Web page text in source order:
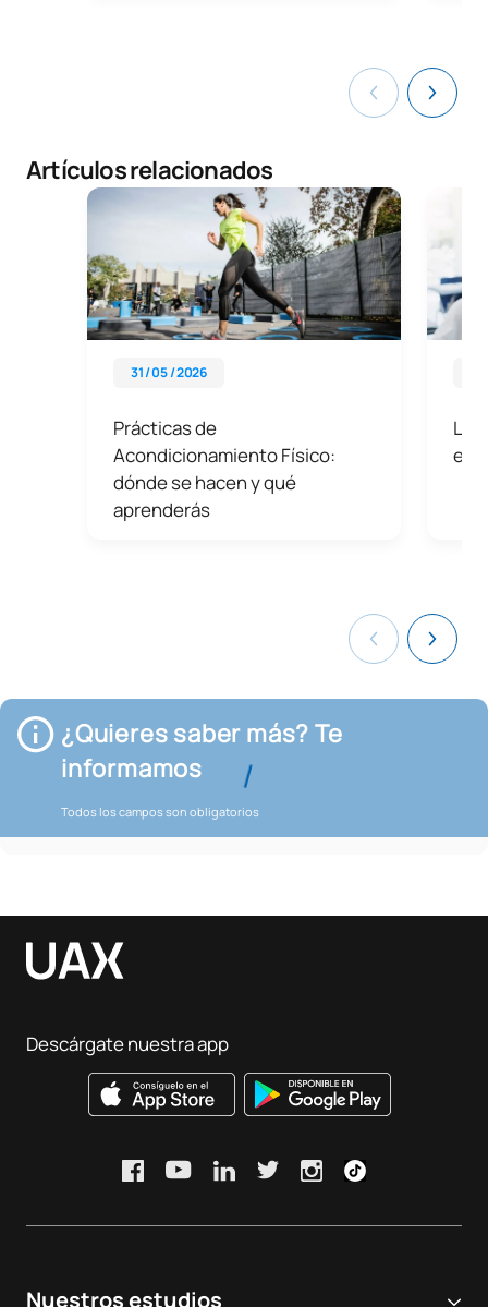
Artículos relacionados
31 / 05 / 2026
Prácticas de
Acondicionamiento Físico:
dónde se hacen y qué
aprenderás
en
¿Quieres saber más? Te
informamos
Todos los campos son obligatorios
Nuestros estudios
Descárgate nuestra app